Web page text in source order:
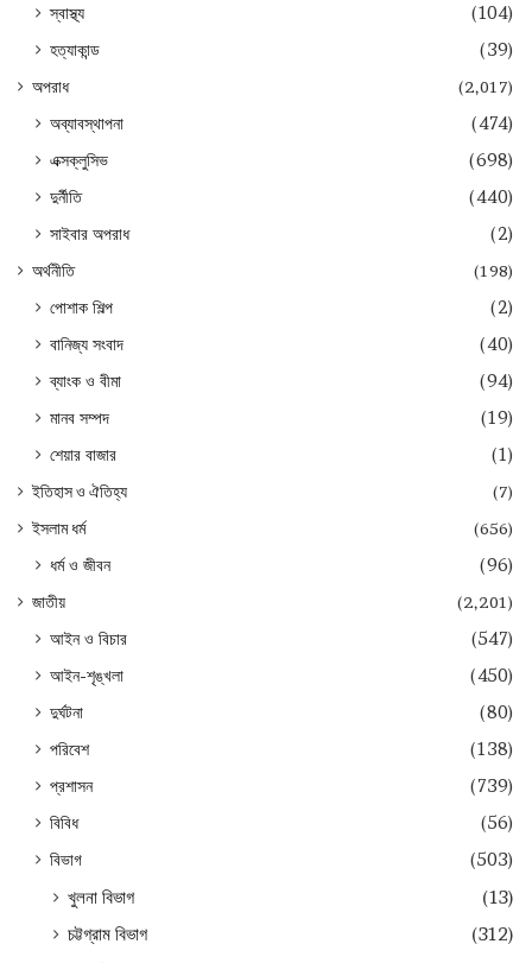
স্বাস্থ্য
(104)
হত্যাকান্ড
(39)
অপরাধ (2,017)
অব্যাবস্থাপনা
(474)
এক্সক্লুসিভ
(698)
দুর্নীতি
(440)
সাইবার অপরাধ
(2)
অর্থনীতি (198)
পোশাক শিল্প
(2)
বানিজ্য সংবাদ
(40)
ব্যাংক ও বীমা
(94)
মানব সম্পদ
(19)
শেয়ার বাজার
(1)
ইতিহাস ও ঐতিহ্য
(7)
ইসলাম ধর্ম
(656)
ধর্ম ও জীবন (96)
জাতীয় (2,201)
আইন ও বিচার
(547)
আইন-শৃঙ্খলা
(450)
দুর্ঘটনা
(80)
পরিবেশ
(138)
প্রশাসন
(739)
বিবিধ
(56)
বিভাগ
(503)
খুলনা বিভাগ
(13)
চট্টগ্রাম বিভাগ
(312)